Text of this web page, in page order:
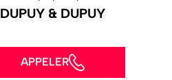
DUPUY & DUPUY
APPELER